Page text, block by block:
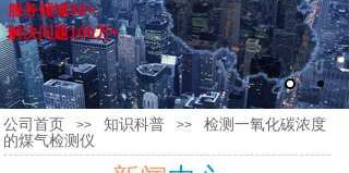
公司首页 >> 知识科普 >>
检测一氧化碳浓度
的煤气检测仪
服务领域30+
解决问题100万+